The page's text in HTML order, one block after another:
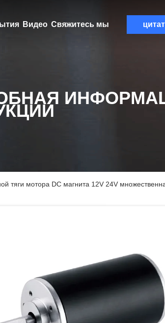
Видео Свяжитесь мы
тяги мотора DC магнита 12V 24V